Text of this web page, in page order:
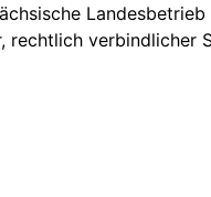
rechtlich